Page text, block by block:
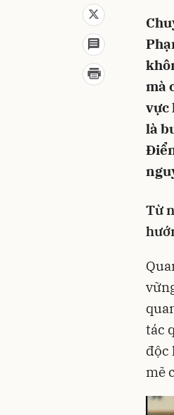
mà
vực
là
Từ
tác
độc
mẽ